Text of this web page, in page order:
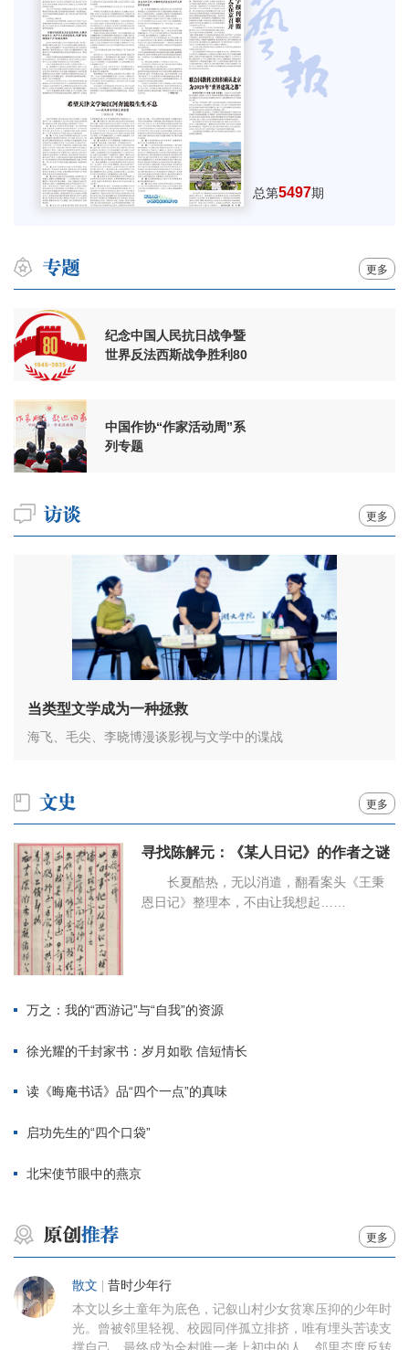
总第5497期
更多
纪念中国人民抗日战争暨
世界反法西斯战争胜利80
中国作协“作家活动周”系
列专题
更多
当类型文学成为一种拯救
海飞、毛尖、李晓博漫谈影视与文学中的谍战
更多
寻找陈解元：《某人日记》的作者之谜
长夏酷热，无以消遣，翻看案头《王秉
恩日记》整理本，不由让我想起……
万之：我的“西游记”与“自我”的资源
徐光耀的千封家书：岁月如歌 信短情长
读《晦庵书话》品“四个一点”的真味
启功先生的“四个口袋”
北宋使节眼中的燕京
更多
散文 昔时少年行
本文以乡土童年为底色，记叙山村少女贫寒压抑的少年时
光。曾被邻里轻视、校园同伴孤立排挤，唯有埋头苦读支